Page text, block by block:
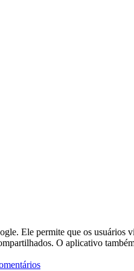
Ele permite que os usuários
O aplicativo